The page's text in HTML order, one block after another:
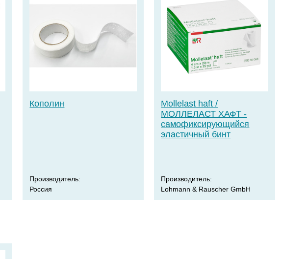
Кополин
Производитель:
Россия
Mollelast haft /
МОЛЛЕЛАСТ ХАФТ -
самофиксирующийся
эластичный бинт
Производитель:
Lohmann & Rauscher GmbH